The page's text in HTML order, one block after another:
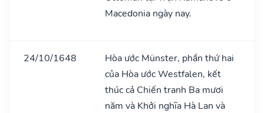
Macedonia ngày nay.
24/10/1648
Hòa ước Münster, phần thứ hai
của Hòa ước Westfalen, kết
thúc cả Chiến tranh Ba mươi
năm và Khởi nghĩa Hà Lan và